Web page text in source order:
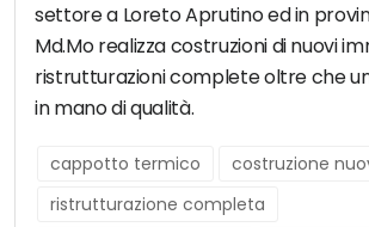
settore a Loreto Aprutino ed in
Md.Mo realizza costruzioni di nuovi
ristrutturazioni complete oltre che
in mano di qualità.
cappotto termico
costruzione
ristrutturazione completa